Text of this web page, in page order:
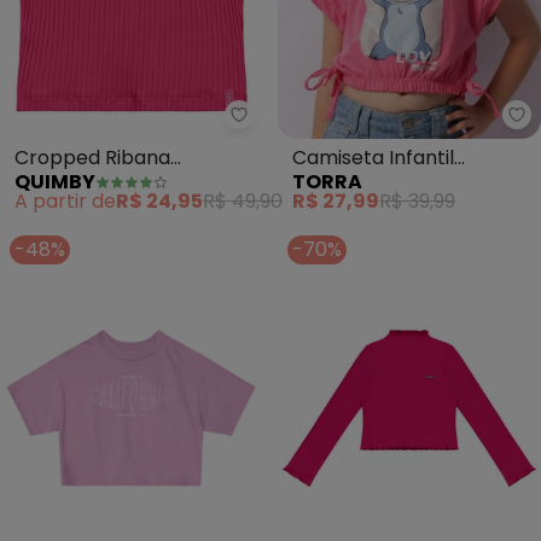
Quimby - Cropped Ribana
Cropped Ribana
Canelada Menina (Rosa)
QUIMBY
A partir deR$ 24,95R$ 49,90
Camiseta Infantil
Cropped Stitch (Rosa)
TORRA
R$ 27,99R$ 39,99
-48%
-70%